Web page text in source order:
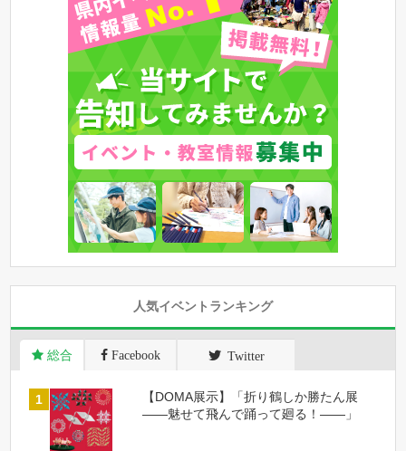
人気イベントランキング
総合 Facebook Twitter
【DOMA展示】「折り鶴しか勝たん展
――魅せて飛んで踊って廻る！――」